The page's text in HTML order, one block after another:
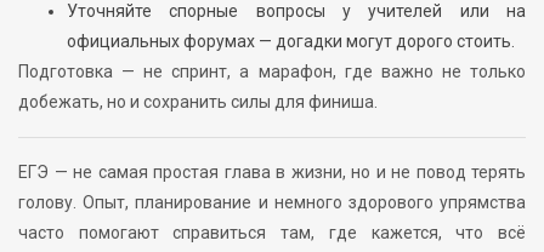
Уточняйте спорные вопросы у учителей или на
официальных форумах — догадки могут дорого стоить.
Подготовка — не спринт, а марафон, где важно не только
добежать, но и сохранить силы для финиша.
ЕГЭ — не самая простая глава в жизни, но и не повод терять
голову. Опыт, планирование и немного здорового упрямства
часто помогают справиться там, где кажется, что всё